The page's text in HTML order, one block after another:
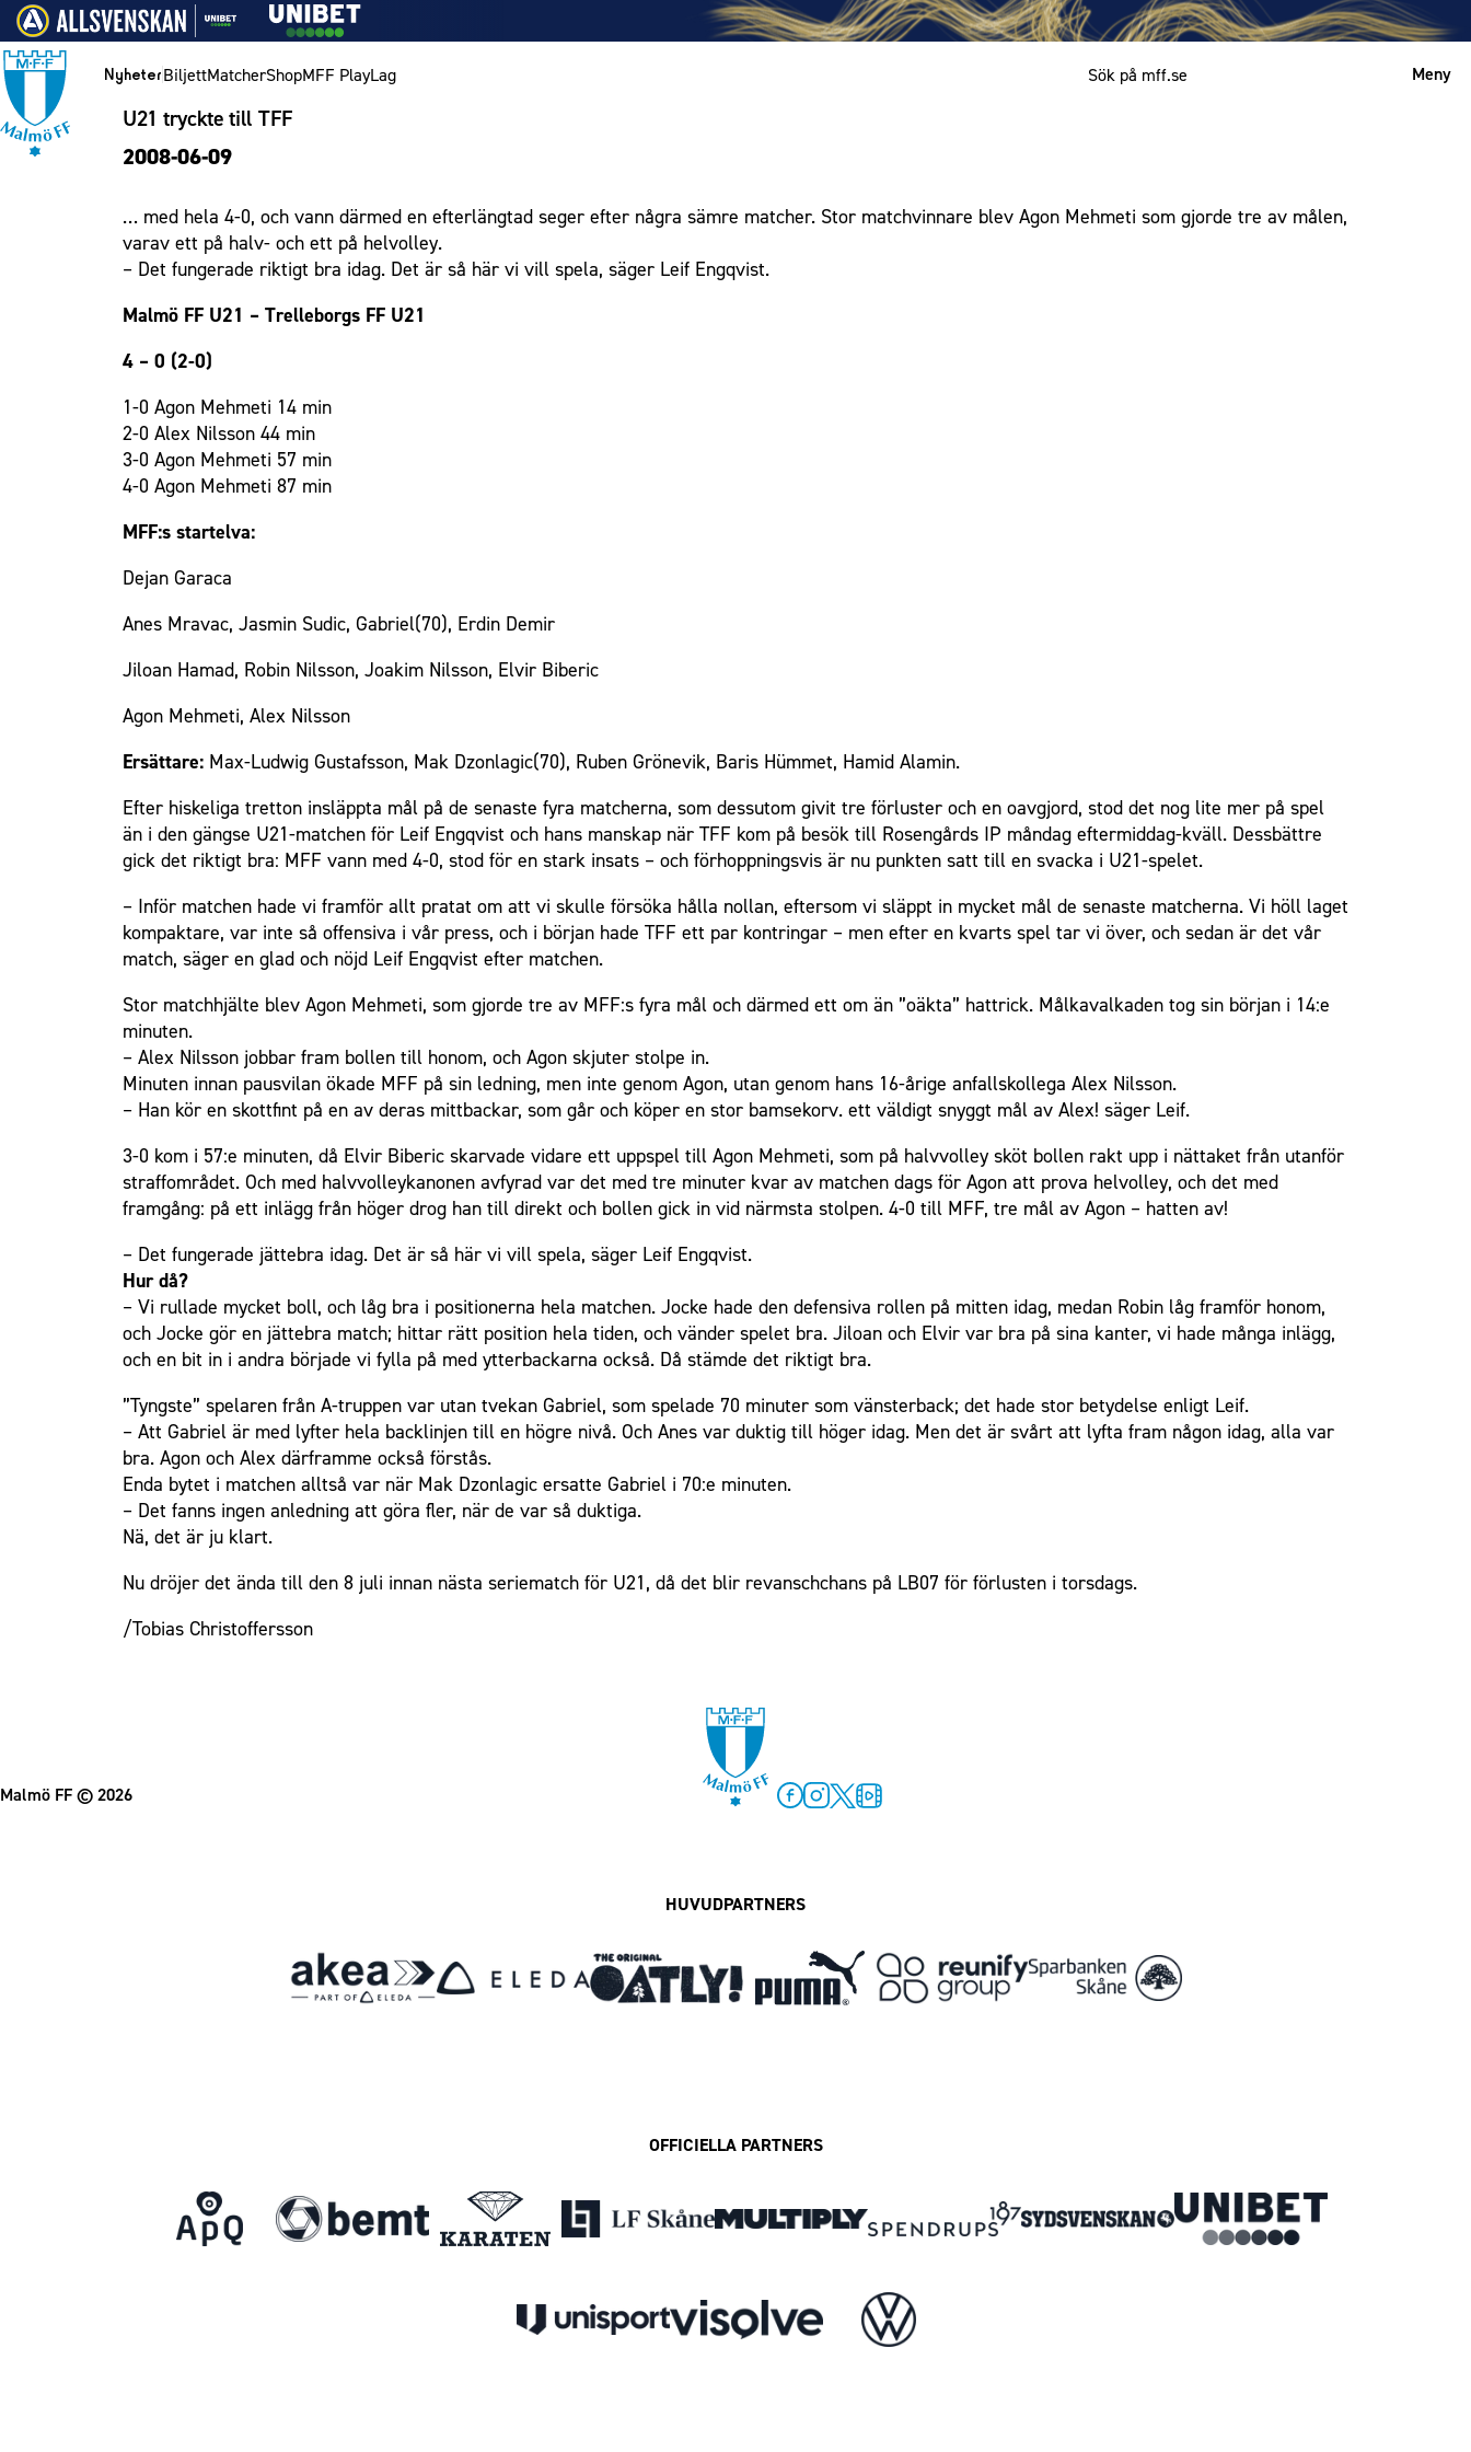
Vidare till innehållet
NyheterBiljettMatcherShopMFF PlayLag Meny
Nyheter
Nyheter
Kalender
Biljett
Årskort herr
Mitt MFF
Biljetter till bortamatcher
Lag och spelare
Lag
Herrlaget
Ledarstab
Damlaget
Medlem
Medlemskap i Malmö FF
Årsmöte 2026
Ungdom
MFF Ungdom
Sommarfotboll
Fotbollsskolan
Fotbollsnätverket
P17
F17
Malmö Trophy
Företag
Bli företagspartner
Nätverket
Partner dam
Eleda Stadion
Erics Bar & Restaurang
MFF-museet & rundvandringar
1910 Event
1910 Event
Fest & Event
Möte
Mässa
Inspiration
Vanliga frågor om 1910 Event
Hållbarhet
Hållbarhet
Himmelsblå framtid – en match för miljön
Laget för alla
Nattfotboll
Grundskolefotboll mot rasismer
Skolakademier
Fonder
Om Malmö FF
Om Malmö FF
Kontakt
Historik – herrlaget
Historik – damlaget
Personuppgiftspolicy
U21 tryckte till TFF
2008-06-09
… med hela 4-0, och vann därmed en efterlängtad seger efter några sämre matcher. Stor matchvinnare blev Agon Mehmeti som gjorde tre av målen,
varav ett på halv- och ett på helvolley.
– Det fungerade riktigt bra idag. Det är så här vi vill spela, säger Leif Engqvist.
Malmö FF U21 – Trelleborgs FF U21
4 – 0 (2-0)
1-0 Agon Mehmeti 14 min
2-0 Alex Nilsson 44 min
3-0 Agon Mehmeti 57 min
4-0 Agon Mehmeti 87 min
MFF:s startelva:
Dejan Garaca
Anes Mravac, Jasmin Sudic, Gabriel(70), Erdin Demir
Jiloan Hamad, Robin Nilsson, Joakim Nilsson, Elvir Biberic
Agon Mehmeti, Alex Nilsson
Ersättare: Max-Ludwig Gustafsson, Mak Dzonlagic(70), Ruben Grönevik, Baris Hümmet, Hamid Alamin.
Efter hiskeliga tretton insläppta mål på de senaste fyra matcherna, som dessutom givit tre förluster och en oavgjord, stod det nog lite mer på spel
än i den gängse U21-matchen för Leif Engqvist och hans manskap när TFF kom på besök till Rosengårds IP måndag eftermiddag-kväll. Dessbättre
gick det riktigt bra: MFF vann med 4-0, stod för en stark insats – och förhoppningsvis är nu punkten satt till en svacka i U21-spelet.
– Inför matchen hade vi framför allt pratat om att vi skulle försöka hålla nollan, eftersom vi släppt in mycket mål de senaste matcherna. Vi höll laget
kompaktare, var inte så offensiva i vår press, och i början hade TFF ett par kontringar – men efter en kvarts spel tar vi över, och sedan är det vår
match, säger en glad och nöjd Leif Engqvist efter matchen.
Stor matchhjälte blev Agon Mehmeti, som gjorde tre av MFF:s fyra mål och därmed ett om än ”oäkta” hattrick. Målkavalkaden tog sin början i 14:e
minuten.
– Alex Nilsson jobbar fram bollen till honom, och Agon skjuter stolpe in.
Minuten innan pausvilan ökade MFF på sin ledning, men inte genom Agon, utan genom hans 16-årige anfallskollega Alex Nilsson.
– Han kör en skottfint på en av deras mittbackar, som går och köper en stor bamsekorv. ett väldigt snyggt mål av Alex! säger Leif.
3-0 kom i 57:e minuten, då Elvir Biberic skarvade vidare ett uppspel till Agon Mehmeti, som på halvvolley sköt bollen rakt upp i nättaket från utanför
straffområdet. Och med halvvolleykanonen avfyrad var det med tre minuter kvar av matchen dags för Agon att prova helvolley, och det med
framgång: på ett inlägg från höger drog han till direkt och bollen gick in vid närmsta stolpen. 4-0 till MFF, tre mål av Agon – hatten av!
– Det fungerade jättebra idag. Det är så här vi vill spela, säger Leif Engqvist.
Hur då?
– Vi rullade mycket boll, och låg bra i positionerna hela matchen. Jocke hade den defensiva rollen på mitten idag, medan Robin låg framför honom,
och Jocke gör en jättebra match; hittar rätt position hela tiden, och vänder spelet bra. Jiloan och Elvir var bra på sina kanter, vi hade många inlägg,
och en bit in i andra började vi fylla på med ytterbackarna också. Då stämde det riktigt bra.
”Tyngste” spelaren från A-truppen var utan tvekan Gabriel, som spelade 70 minuter som vänsterback; det hade stor betydelse enligt Leif.
– Att Gabriel är med lyfter hela backlinjen till en högre nivå. Och Anes var duktig till höger idag. Men det är svårt att lyfta fram någon idag, alla var
bra. Agon och Alex därframme också förstås.
Enda bytet i matchen alltså var när Mak Dzonlagic ersatte Gabriel i 70:e minuten.
– Det fanns ingen anledning att göra fler, när de var så duktiga.
Nä, det är ju klart.
Nu dröjer det ända till den 8 juli innan nästa seriematch för U21, då det blir revanschchans på LB07 för förlusten i torsdags.
/Tobias Christoffersson
Malmö FF© 2026
HUVUDPARTNERS
OFFICIELLA PARTNERS